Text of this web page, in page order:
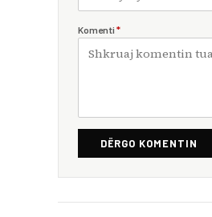
Komenti *
DËRGO KOMENTIN